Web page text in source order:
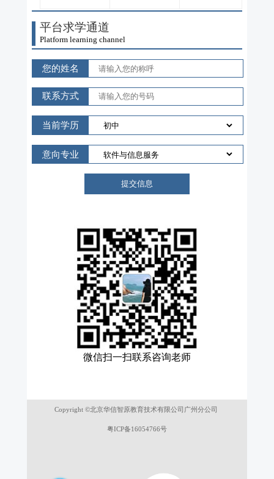
平台求学通道
Platform learning channel
您的姓名
联系方式
当前学历
意向专业
提交信息
微信扫一扫联系咨询老师
Copyright ©北京华信智原教育技术有限公司广州分公司
粤ICP备16054766号